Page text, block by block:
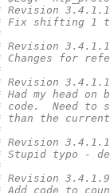
Revision
Fix shifting 1 to
Revision
Changes for
Revision
Had my head on
code.  Need to
than the
Revision
Stupid typo -
Revision
Add code to